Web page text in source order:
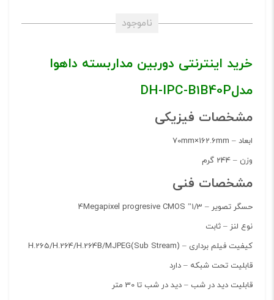
رنگ ها:سفید
قابلیت بزرگنمایی دیجیتال:دارد
ناموجود
خرید اینترنتی دوربین مداربسته داهوا
مدلDH-IPC-B1B40P
مشخصات فیزیکی
ابعاد – 70mm×162.6mm
وزن – 244 گرم
مشخصات فنی
حسگر تصویر – 1/3” 4Megapixel progresive CMOS
نوع لنز – ثابت
کیفیت فیلم برداری – H.265/H.264/H.264B/MJPEG(Sub Stream)
قابلیت تحت شبکه – دارد
قابلیت دید در شب – دید در شب تا 30 متر